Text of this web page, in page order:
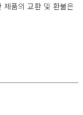
제품의 교환 및 환불은